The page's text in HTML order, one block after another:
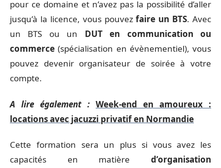
pour ce domaine et n’avez pas la possibilité d’aller
jusqu’à la licence, vous pouvezfaire un BTS. Avec
un BTS ou un DUT
en communication ou
commerce (spécialisation en évènementiel), vous
pouvez devenir organisateur de soirée à votre
compte.
A lire également : Week-end en amoureux :
locations avec jacuzzi privatif en Normandie
Cette formation sera un plus si vous avez les
capacités en matière d’organisation